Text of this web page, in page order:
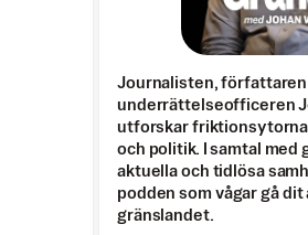
Journalisten,
underrättelseofficeren
utforskar
och politik. I samtal med
aktuella och tidlösa
podden som vågar gå dit
gränslandet.